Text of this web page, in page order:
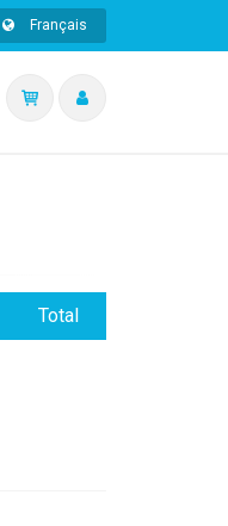
Français
Total